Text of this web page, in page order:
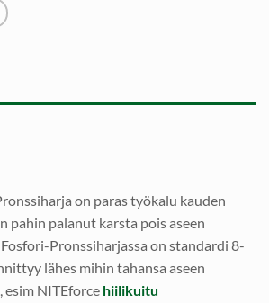
on paras työkalu kauden
pahin palanut karsta pois aseen
Pronssiharjassa on standardi 8-
lähes mihin tahansa aseen
NITEforce hiilikuitu